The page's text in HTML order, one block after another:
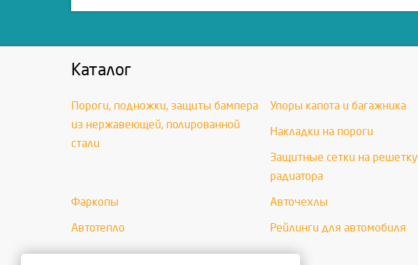
Каталог
Пороги, подножки, защиты бампера
из нержавеющей, полированной
стали
Упоры капота и багажника
Накладки на пороги
Защитные сетки на решетку
радиатора
Фаркопы Авточехлы
Автотепло Рейлинги для автомобиля